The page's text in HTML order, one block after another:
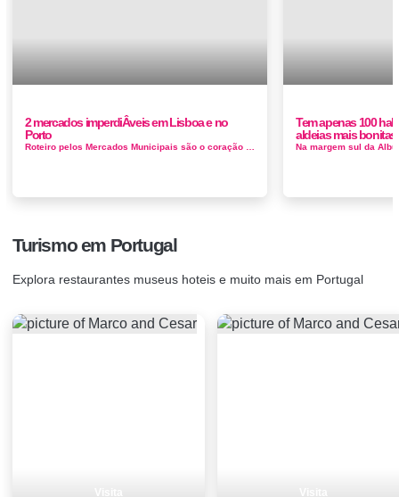
2 mercados imperdiÂ­veis em Lisboa e no
Porto
Tem apenas 100
aldeias mais
Turismo em Portugal
Explora restaurantes museus hoteis e muito mais em Portugal